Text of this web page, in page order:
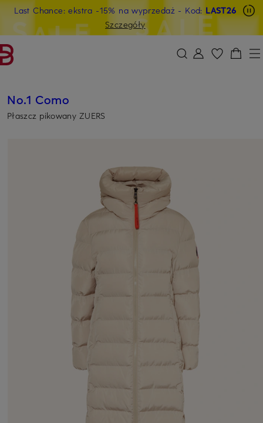
PRZEJDŹ DO GŁÓWNEJ TREŚCI PRZEJDŹ DO WYSZUKIWANIA
Last Chance: ekstra -15% na wyprzedaż - Kod: LAST26
Szczegóły
No.1 Como
Płaszcz pikowany ZUERS